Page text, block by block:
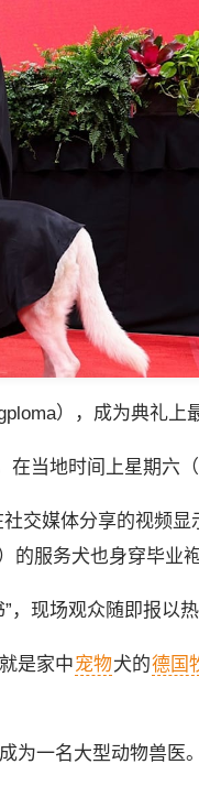
），成为典礼上
当地时间上星期六（
交媒体分享的视频
的服务犬也身穿毕业
现场观众随即报以热
是家中宠物犬的德国
为一名大型动物兽医。